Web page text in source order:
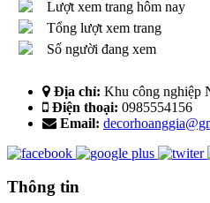
Lượt xem trang hôm nay
Tổng lượt xem trang
Số người đang xem
Địa chỉ: Khu công nghiệp
Điện thoại: 0985554156
Email:
Thông tin